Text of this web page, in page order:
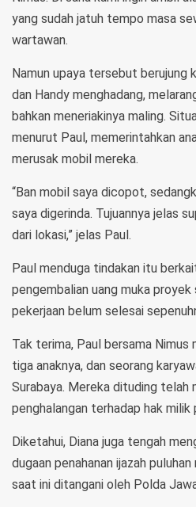
yang sudah jatuh tempo masa
wartawan.
Namun upaya tersebut berujung
dan Handy menghadang,
bahkan meneriakinya maling.
menurut Paul, memerintahkan
merusak mobil mereka.
“Ban mobil saya dicopot,
saya digerinda. Tujuannya jelas
dari lokasi,” jelas Paul.
Paul menduga tindakan itu
pengembalian uang muka
pekerjaan belum selesai
Tak terima, Paul bersama Nimus
tiga anaknya, dan seorang
Surabaya. Mereka dituding telah
penghalangan terhadap hak milik
Diketahui, Diana juga tengah
dugaan penahanan ijazah
saat ini ditangani oleh Polda